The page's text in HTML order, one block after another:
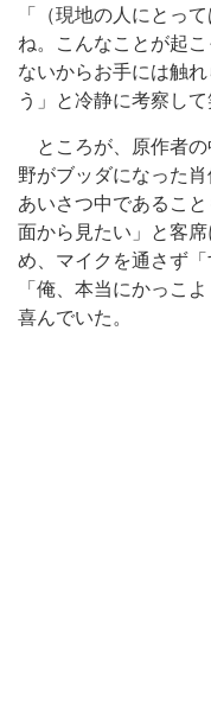
「（現地の人にとっ
ね。こんなことが起
ないからお手には触
う」と冷静に考察して
ところが、原作者の
野がブッダになった
あいさつ中であるこ
面から見たい」と客
め、マイクを通さず
「俺、本当にかっこ
喜んでいた。